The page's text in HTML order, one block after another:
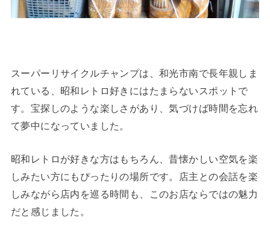
スーパーリサイクルチャンプは、和光市南で長年親しま
れている、昭和レトロ好きにはたまらないスポットで
す。宝探しのような楽しさがあり、気づけば時間を忘れ
て夢中になっていました。
昭和レトロが好きな方はもちろん、昔懐かしい空気を楽
しみたい方にもぴったりの場所です。店主との会話を楽
しみながら店内を巡る時間も、このお店ならではの魅力
だと感じました。